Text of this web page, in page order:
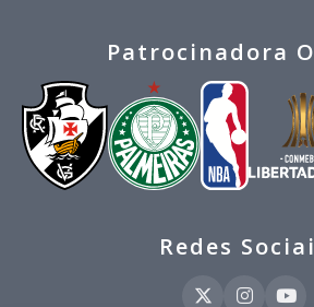
Patrocinadora
Redes